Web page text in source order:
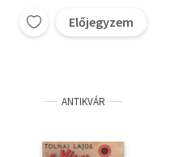
Előjegyzem
ANTIKVÁR